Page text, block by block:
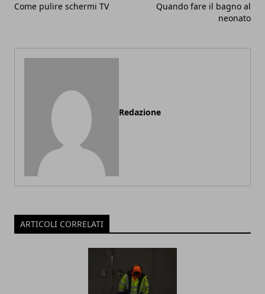
Come pulire schermi TV
Quando fare il bagno al
neonato
Redazione
ARTICOLI CORRELATI